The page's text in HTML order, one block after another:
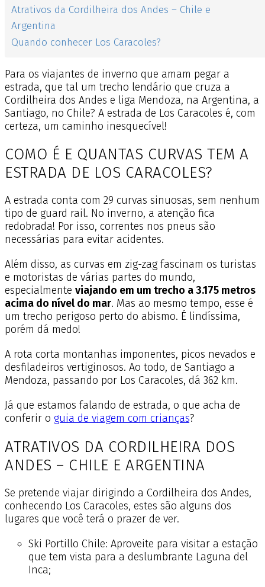
Atrativos da Cordilheira dos Andes – Chile e
Argentina
Quando conhecer Los Caracoles?
Para os viajantes de inverno que amam pegar a
estrada, que tal um trecho lendário que cruza a
Cordilheira dos Andes e liga Mendoza, na Argentina, a
Santiago, no Chile? A estrada de Los Caracoles é, com
certeza, um caminho inesquecível!
COMO É E QUANTAS CURVAS TEM A
ESTRADA DE LOS CARACOLES?
A estrada conta com 29 curvas sinuosas, sem nenhum
tipo de guard rail. No inverno, a atenção fica
redobrada! Por isso, correntes nos pneus são
necessárias para evitar acidentes.
Além disso, as curvas em zig-zag fascinam os turistas
e motoristas de várias partes do mundo,
especialmente viajando em um trecho a 3.175 metros
acima do nível do mar. Mas ao mesmo tempo, esse é
um trecho perigoso perto do abismo. É lindíssima,
porém dá medo!
A rota corta montanhas imponentes, picos nevados e
desfiladeiros vertiginosos. Ao todo, de Santiago a
Mendoza, passando por Los Caracoles, dá 362 km.
Já que estamos falando de estrada, o que acha de
conferir o guia de viagem com crianças?
ATRATIVOS DA CORDILHEIRA DOS
ANDES – CHILE E ARGENTINA
Se pretende viajar dirigindo a Cordilheira dos Andes,
conhecendo Los Caracoles, estes são alguns dos
lugares que você terá o prazer de ver.
Ski Portillo Chile: Aproveite para visitar a estação
que tem vista para a deslumbrante Laguna del
Inca;